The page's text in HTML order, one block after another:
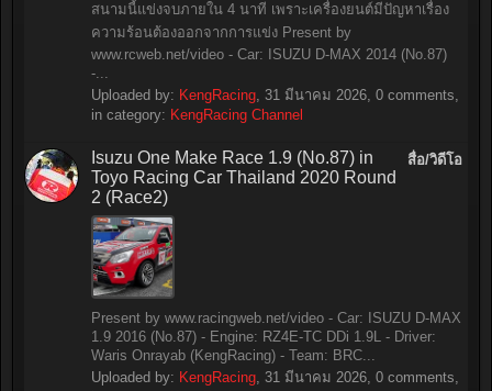
สนามนี้แข่งจบภายใน 4 นาที เพราะเครื่องยนต์มีปัญหาเรื่อง
ความร้อนต้องออกจากการแข่ง Present by
www.rcweb.net/video - Car: ISUZU D-MAX 2014 (No.87)
-...
Uploaded by: KengRacing, 31 มีนาคม 2026, 0 comments,
in category: KengRacing Channel
สื่อ/วิดีโอ
Isuzu One Make Race 1.9 (No.87) in
Toyo Racing Car Thailand 2020 Round
2 (Race2)
Present by www.racingweb.net/video - Car: ISUZU D-MAX
1.9 2016 (No.87) - Engine: RZ4E-TC DDi 1.9L - Driver:
Waris Onrayab (KengRacing) - Team: BRC...
Uploaded by: KengRacing, 31 มีนาคม 2026, 0 comments,